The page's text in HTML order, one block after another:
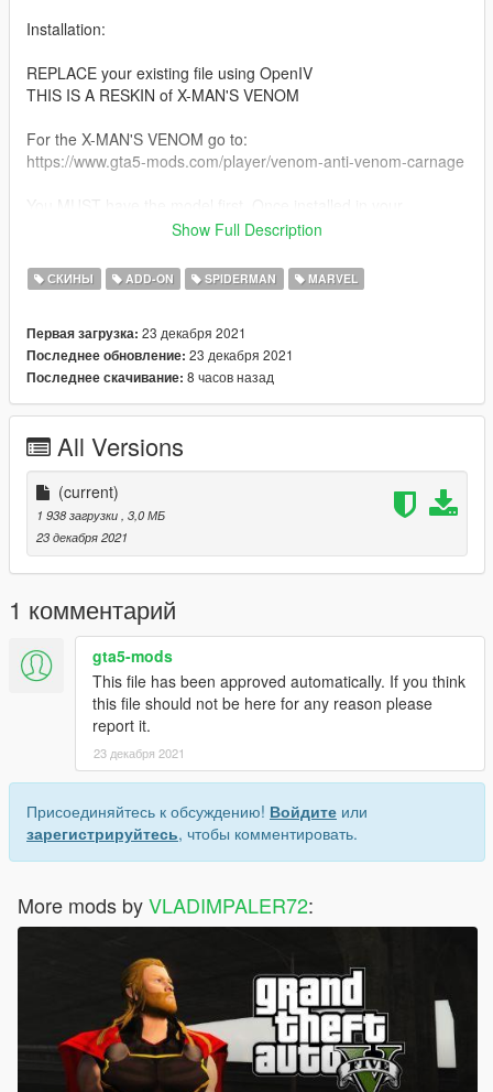
Installation:
REPLACE your existing file using OpenIV
THIS IS A RESKIN of X-MAN'S VENOM
For the X-MAN'S VENOM go to:
https://www.gta5-mods.com/player/venom-anti-venom-carnage
addonped Just replace Your moban.ytd with the New one.
Skin art: icu2 PRODUCTIONS
SPIDERMAN SKIN:
https://www.gta5-mods.com/player/spiderman-homecoming-
retexture
Show Full Description
СКИНЫ ADD-ON SPIDERMAN MARVEL
Первая загрузка: 23 декабря 2021
Последнее обновление: 23 декабря 2021
Последнее скачивание: 8 часов назад
All Versions
(current)
1 938 загрузки , 3,0 МБ
23 декабря 2021
1 комментарий
gta5-mods
This file has been approved automatically. If you think
this file should not be here for any reason please
report it.
23 декабря 2021
Присоединяйтесь к обсуждению! Войдите или
зарегистрируйтесь, чтобы комментировать.
More mods byVLADIMPALER72: